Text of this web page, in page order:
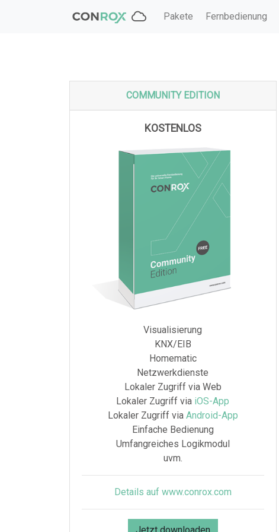
Pakete Fernbedienung
COMMUNITY EDITION
KOSTENLOS
Visualisierung
KNX/EIB
Homematic
Netzwerkdienste
Lokaler Zugriff via Web
Lokaler Zugriff via iOS-App
Lokaler Zugriff via Android-App
Einfache Bedienung
Umfangreiches Logikmodul
uvm.
Details auf www.conrox.com
Jetzt downloaden